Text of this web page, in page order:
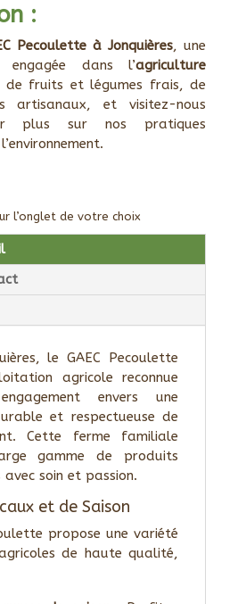
:
Pecoulette à Jonquières, une
engagée dans l’agriculture
de fruits et légumes frais, de
artisanaux, et visitez-nous
plus sur nos pratiques
l’onglet de votre choix
le GAEC Pecoulette
agricole reconnue
envers une
et respectueuse de
Cette ferme familiale
gamme de produits
soin et passion.
et de Saison
propose une variété
de haute qualité,